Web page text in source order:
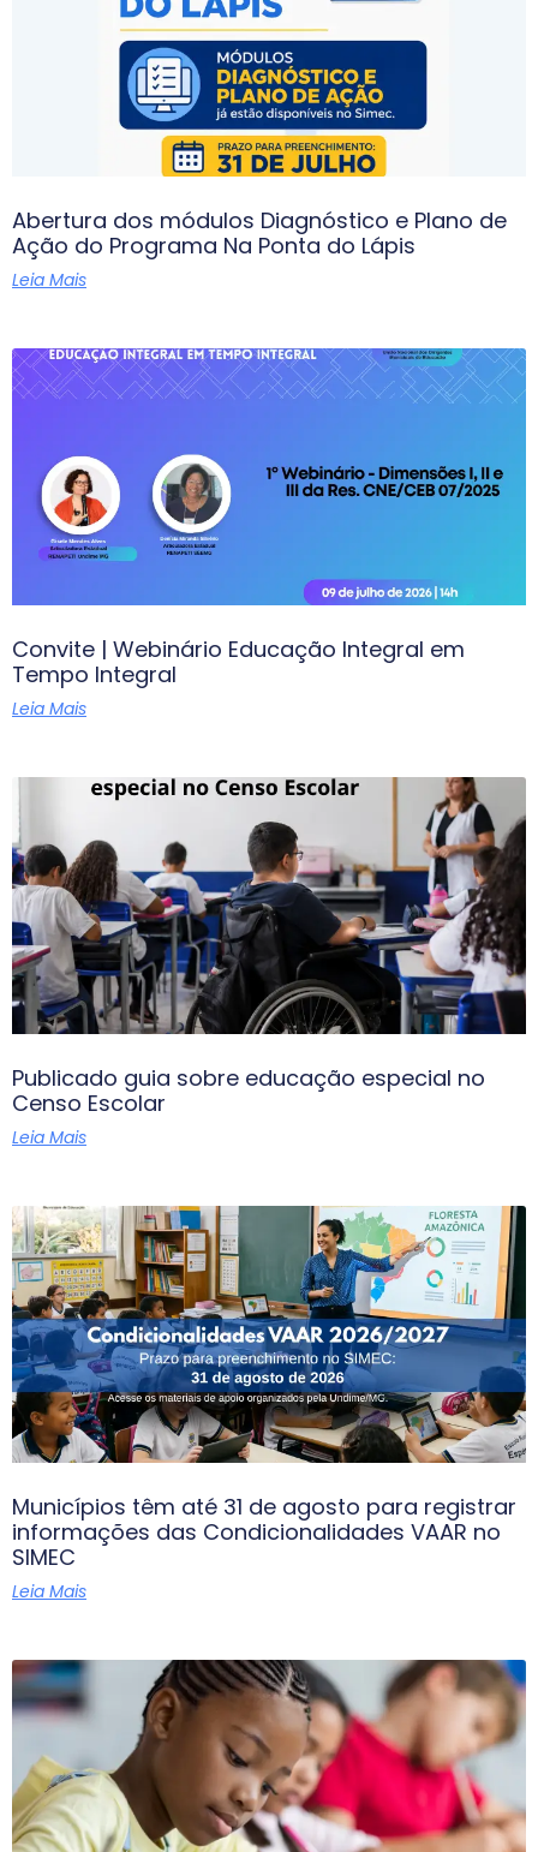
Abertura dos módulos Diagnóstico e Plano de
Ação do Programa Na Ponta do Lápis
Leia Mais
Convite | Webinário Educação Integral em
Tempo Integral
Leia Mais
Publicado guia sobre educação especial no
Censo Escolar
Leia Mais
Municípios têm até 31 de agosto para registrar
informações das Condicionalidades VAAR no
SIMEC
Leia Mais